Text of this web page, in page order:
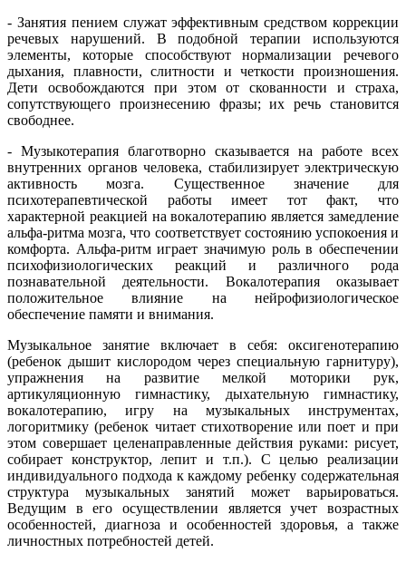
- Занятия пением служат эффективным средством коррекции
речевых нарушений. В подобной терапии используются
элементы, которые способствуют нормализации речевого
дыхания, плавности, слитности и четкости произношения.
Дети освобождаются при этом от скованности и страха,
сопутствующего произнесению фразы; их речь становится
свободнее.
- Музыкотерапия благотворно сказывается на работе всех
внутренних органов человека, стабилизирует электрическую
активность мозга. Существенное значение для
психотерапевтической работы имеет тот факт, что
характерной реакцией на вокалотерапию является замедление
альфа-ритма мозга, что соответствует состоянию успокоения и
комфорта. Альфа-ритм играет значимую роль в обеспечении
психофизиологических реакций и различного рода
познавательной деятельности. Вокалотерапия оказывает
положительное влияние на нейрофизиологическое
обеспечение памяти и внимания.
Музыкальное занятие включает в себя: оксигенотерапию
(ребенок дышит кислородом через специальную гарнитуру),
упражнения на развитие мелкой моторики рук,
артикуляционную гимнастику, дыхательную гимнастику,
вокалотерапию, игру на музыкальных инструментах,
логоритмику (ребенок читает стихотворение или поет и при
этом совершает целенаправленные действия руками: рисует,
собирает конструктор, лепит и т.п.). С целью реализации
индивидуального подхода к каждому ребенку содержательная
структура музыкальных занятий может варьироваться.
Ведущим в его осуществлении является учет возрастных
особенностей, диагноза и особенностей здоровья, а также
личностных потребностей детей.